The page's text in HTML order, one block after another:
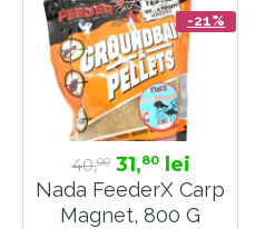
-21%
40,00 31,80lei
Nada FeederX Carp
Magnet, 800 G